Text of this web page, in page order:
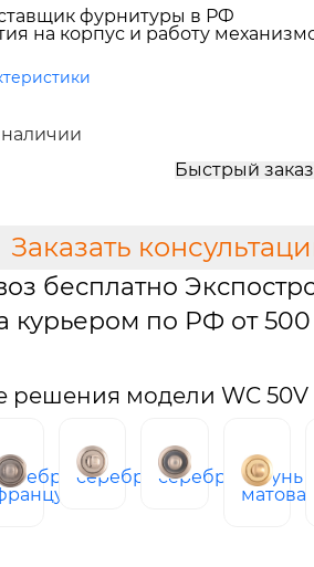
фурнитуры в РФ
на корпус и работу
Быстрый заказ
Заказать
бесплатно
курьером по РФ от 500
решения модели WC 50V
серебро серебро
латунь
матовая